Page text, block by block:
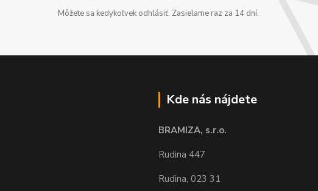
Môžete sa kedykoľvek odhlásiť. Zasielame raz za 14 dní.
Kde nás nájdete
BRAMIZA, s.r.o.
Rudina 447
Rudina, 023 31